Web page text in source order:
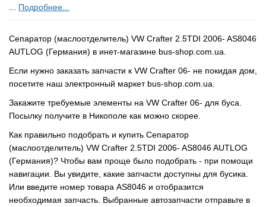
Подробнее...
Сепаратор (маслоотделитель) VW Crafter 2.5TDI 2006- AS8046
AUTLOG (Германия) в инет-магазине bus-shop.com.ua.
Если нужно заказать запчасти к VW Crafter 06- не покидая дом,
посетите наш электронный маркет bus-shop.com.ua.
Закажите требуемые элементы на VW Crafter 06- для буса.
Посылку получите в Никополе как можно скорее.
Как правильно подобрать и купить Сепаратор
(маслоотделитель) VW Crafter 2.5TDI 2006- AS8046 AUTLOG
(Германия)? Чтобы вам проще было подобрать - при помощи
навигации. Вы увидите, какие запчасти доступны для бусика.
Или введите номер товара AS8046 и отобразится
необходимая запчасть. Выбранные автозапчасти отправьте в